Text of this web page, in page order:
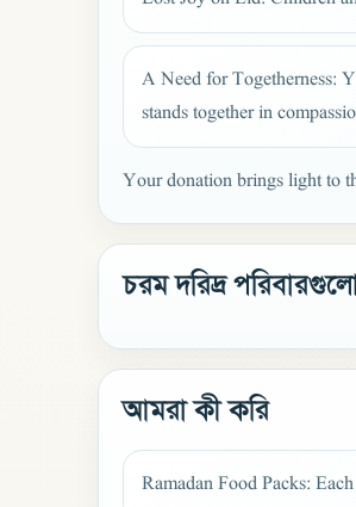
A Need for Togetherness:
stands together in
Your donation brings light to
চরম দরিদ্র
আমরা কী করি
Ramadan Food Packs: